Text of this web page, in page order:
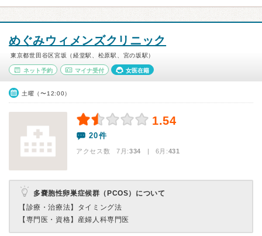
めぐみウィメンズクリニック
東京都世田谷区宮坂（経堂駅、松原駅、宮の坂駅）
ネット予約 マイナ受付 女医在籍
土曜（〜12:00）
1.54
20件
アクセス数 7月:334 | 6月:431
多嚢胞性卵巣症候群（PCOS）について
【診療・治療法】 タイミング法
【専門医・資格】 産婦人科専門医